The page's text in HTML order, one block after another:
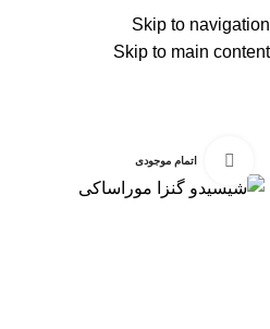
Skip to navigation
Skip to main content
درسته گرون خریدیم ولی
اتمام موجودی
بزرگنمایی تصویر